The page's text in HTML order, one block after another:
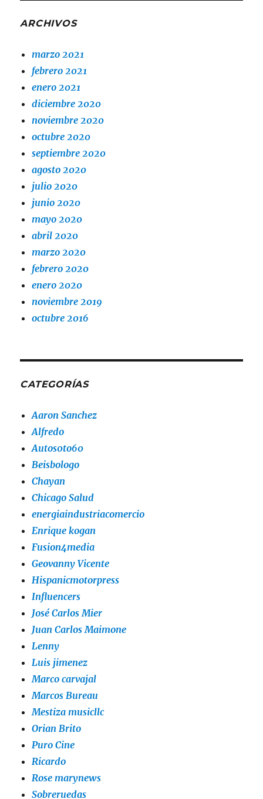
ARCHIVOS
marzo 2021
febrero 2021
enero 2021
diciembre 2020
noviembre 2020
octubre 2020
septiembre 2020
agosto 2020
julio 2020
junio 2020
mayo 2020
abril 2020
marzo 2020
febrero 2020
enero 2020
noviembre 2019
octubre 2016
CATEGORÍAS
Aaron Sanchez
Alfredo
Autos0to60
Beisbologo
Chayan
Chicago Salud
energiaindustriacomercio
Enrique kogan
Fusion4media
Geovanny Vicente
Hispanicmotorpress
Influencers
José Carlos Mier
Juan Carlos Maimone
Lenny
Luis jimenez
Marco carvajal
Marcos Bureau
Mestiza musicllc
Orian Brito
Puro Cine
Ricardo
Rose marynews
Sobreruedas